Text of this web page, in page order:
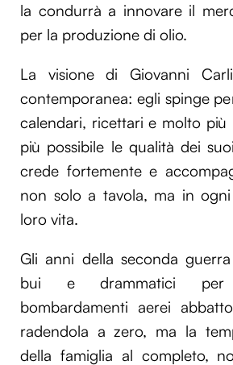
la condurrà a innovare il
per la produzione di olio.
La visione di Giovanni
contemporanea: egli spinge
calendari, ricettari e molto più
più possibile le qualità dei
crede fortemente e
non solo a tavola, ma in
loro vita.
Gli anni della seconda
bui e drammatici per
bombardamenti aerei
radendola a zero, ma la
della famiglia al completo,